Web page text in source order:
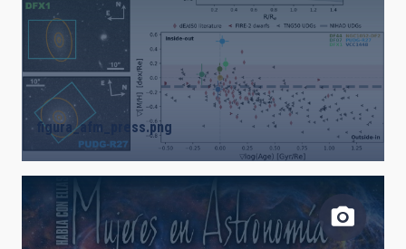
figura_afm_press.png